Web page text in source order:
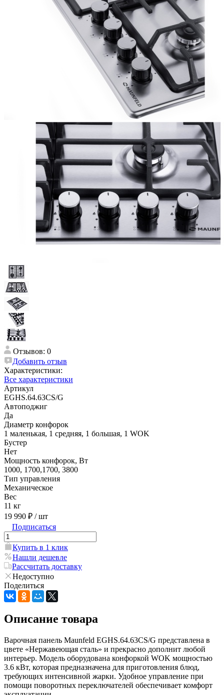
Отзывов: 0
Добавить отзыв
Характеристики:
Все характеристики
Артикул
EGHS.64.63CS/G
Автоподжиг
Да
Диаметр конфорок
1 маленькая, 1 средняя, 1 большая, 1 WOK
Бустер
Нет
Мощность конфорок, Вт
1000, 1700,1700, 3800
Тип управления
Механическое
Вес
11 кг
19 990 ₽ / шт
Подписаться
Купить в 1 клик
Нашли дешевле
Рассчитать доставку
Недоступно
Поделиться
Описание товара
Варочная панель Maunfeld EGHS.64.63CS/G представлена в
цвете «Нержавеющая сталь» и прекрасно дополнит любой
интерьер. Модель оборудована конфоркой WOK мощностью
3.6 кВт, которая предназначена для приготовления блюд,
требующих интенсивной жарки. Удобное управление при
помощи поворотных переключателей обеспечивает комфорт